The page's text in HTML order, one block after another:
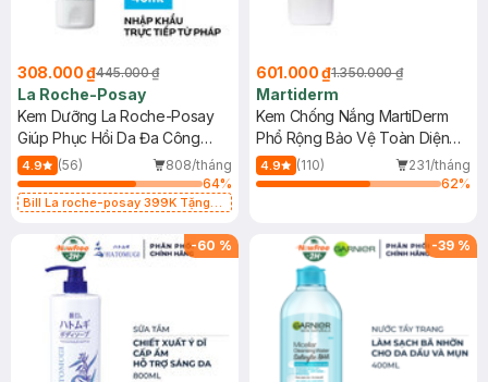
308.000 ₫445.000 ₫
La Roche-Posay
Kem Dưỡng La Roche-Posay
Giúp Phục Hồi Da Đa Công
Dụng 40ml
4.9 (56)
808/tháng
64%
Bill La roche-posay 399K Tặng
(SL có hạn)
601.000 ₫1.350.000 ₫
Martiderm
Kem Chống Nắng MartiDerm
Phổ Rộng Bảo Vệ Toàn Diện
40ml
4.9 (110)
231/tháng
62%
-60 % -39 %